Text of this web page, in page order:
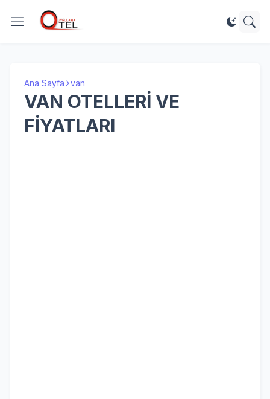
Ana Sayfa van
VAN OTELLERİ VE
FİYATLARI